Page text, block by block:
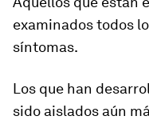
examinados todos
síntomas.
Los que han
sido aislados aún